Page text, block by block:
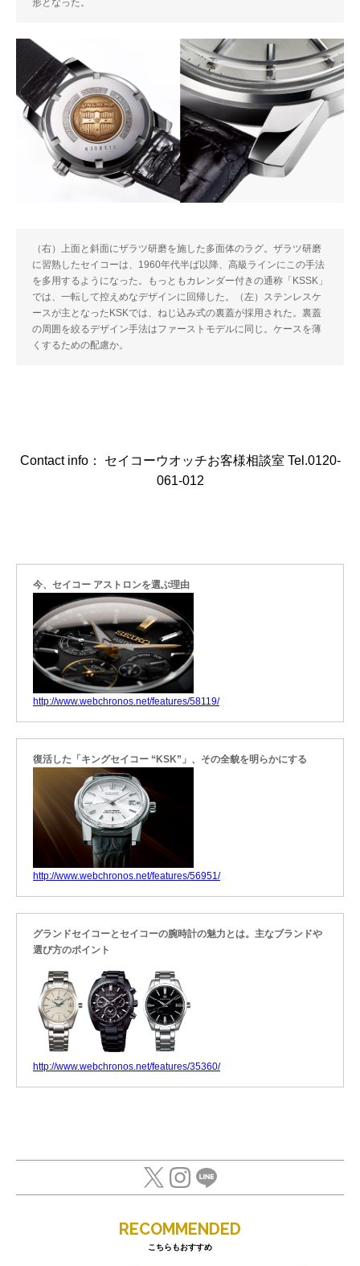
形となった。
（右）上面と斜面にザラツ研磨を施した多面体のラグ。ザラツ研磨
に習熟したセイコーは、1960年代半ば以降、高級ラインにこの手法
を多用するようになった。もっともカレンダー付きの通称「KSSK」
では、一転して控えめなデザインに回帰した。（左）ステンレスケ
ースが主となったKSKでは、ねじ込み式の裏蓋が採用された。裏蓋
の周囲を絞るデザイン手法はファーストモデルに同じ。ケースを薄
くするための配慮か。
Contact info： セイコーウオッチお客様相談室 Tel.0120-
061-012
今、セイコー アストロンを選ぶ理由
http://www.webchronos.net/features/58119/
復活した「キングセイコー “KSK”」、その全貌を明らかにする
http://www.webchronos.net/features/56951/
グランドセイコーとセイコーの腕時計の魅力とは。主なブランドや
選び方のポイント
http://www.webchronos.net/features/35360/
RECOMMENDED
こちらもおすすめ